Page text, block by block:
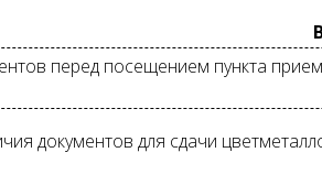
перед посещением пункта
документов для сдачи